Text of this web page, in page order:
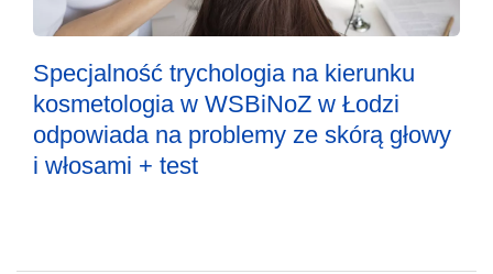
Specjalność trychologia na kierunku
kosmetologia w WSBiNoZ w Łodzi
odpowiada na problemy ze skórą głowy
i włosami + test